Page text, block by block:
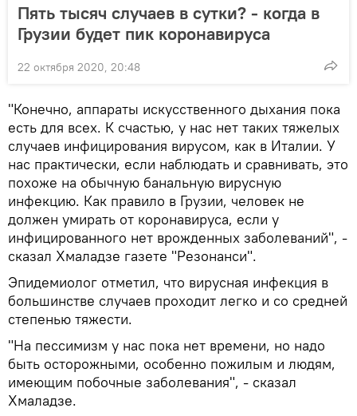
Пять тысяч случаев в сутки? - когда в
Грузии будет пик коронавируса
22 октября 2020, 20:48
"Конечно, аппараты искусственного дыхания пока
есть для всех. К счастью, у нас нет таких тяжелых
случаев инфицирования вирусом, как в Италии. У
нас практически, если наблюдать и сравнивать, это
похоже на обычную банальную вирусную
инфекцию. Как правило в Грузии, человек не
должен умирать от коронавируса, если у
инфицированного нет врожденных заболеваний", -
сказал Хмаладзе газете "Резонанси".
Эпидемиолог отметил, что вирусная инфекция в
большинстве случаев проходит легко и со средней
степенью тяжести.
"На пессимизм у нас пока нет времени, но надо
быть осторожными, особенно пожилым и людям,
имеющим побочные заболевания", - сказал
Хмаладзе.